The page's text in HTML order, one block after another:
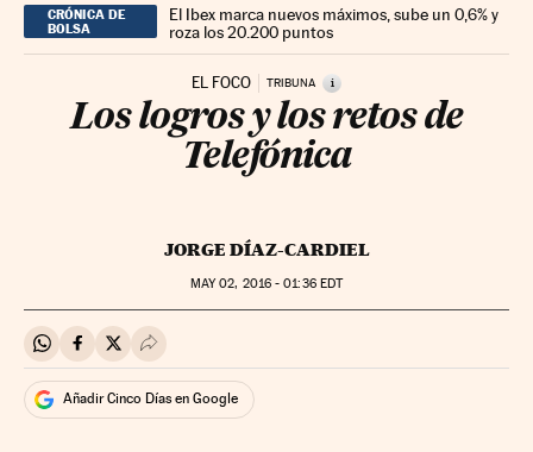
CRÓNICA DE
BOLSA
El Ibex marca nuevos máximos, sube un 0,6% y
roza los 20.200 puntos
EL FOCO TRIBUNA i
Los logros y los retos de
Telefónica
JORGE DÍAZ-CARDIEL
MAY02, 2016 - 01:36EDT
Compartir en Whatsapp
Compartir en Facebook
Compartir en Twitter
Desplegar Redes Sociales
Añadir Cinco Días en Google